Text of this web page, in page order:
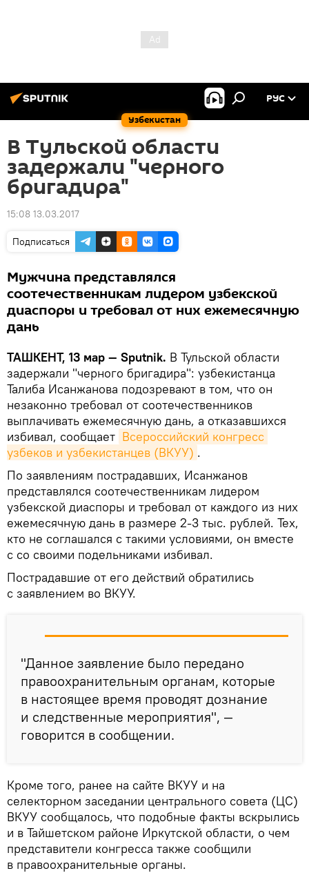
Узбекистан
РУС
В Тульской области
задержали "черного
бригадира"
15:08 13.03.2017
Подписаться
Мужчина представлялся
соотечественникам лидером узбекской
диаспоры и требовал от них ежемесячную
дань
ТАШКЕНТ, 13 мар — Sputnik. В Тульской области
задержали "черного бригадира": узбекистанца
Талиба Исанжанова подозревают в том, что он
незаконно требовал от соотечественников
выплачивать ежемесячную дань, а отказавшихся
избивал, сообщает Всероссийский конгресс
узбеков и узбекистанцев (ВКУУ) .
По заявлениям пострадавших, Исанжанов
представлялся соотечественникам лидером
узбекской диаспоры и требовал от каждого из них
ежемесячную дань в размере 2-3 тыс. рублей. Тех,
кто не соглашался с такими условиями, он вместе
с со своими подельниками избивал.
Пострадавшие от его действий обратились
с заявлением во ВКУУ.
"Данное заявление было передано
правоохранительным органам, которые
в настоящее время проводят дознание
и следственные мероприятия", —
говорится в сообщении.
Кроме того, ранее на сайте ВКУУ и на
селекторном заседании центрального совета (ЦС)
ВКУУ сообщалось, что подобные факты вскрылись
и в Тайшетском районе Иркутской области, о чем
представители конгресса также сообщили
в правоохранительные органы.